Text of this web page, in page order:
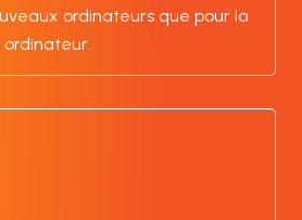
ordinateurs que pour la